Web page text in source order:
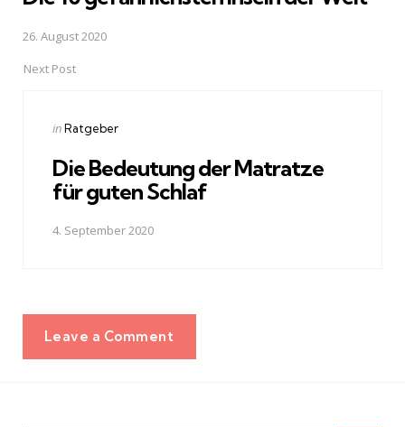
26. August 2020
Next Post
Posted
inRatgeber
Die Bedeutung der Matratze
für guten Schlaf
4. September 2020
Leave a Comment